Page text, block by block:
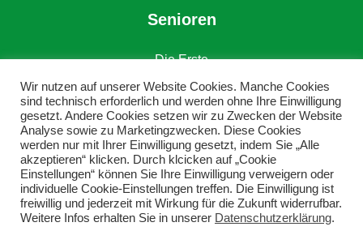
Senioren
Die Erste
Die Zweite
Alte Herren
Wir nutzen auf unserer Website Cookies. Manche Cookies
sind technisch erforderlich und werden ohne Ihre Einwilligung
gesetzt. Andere Cookies setzen wir zu Zwecken der Website
Analyse sowie zu Marketingzwecken. Diese Cookies
werden nur mit Ihrer Einwilligung gesetzt, indem Sie „Alle
akzeptieren“ klicken. Durch klcicken auf „Cookie
Einstellungen“ können Sie Ihre Einwilligung verweigern oder
individuelle Cookie-Einstellungen treffen. Die Einwilligung ist
freiwillig und jederzeit mit Wirkung für die Zukunft widerrufbar.
Weitere Infos erhalten Sie in unserer Datenschutzerklärung.